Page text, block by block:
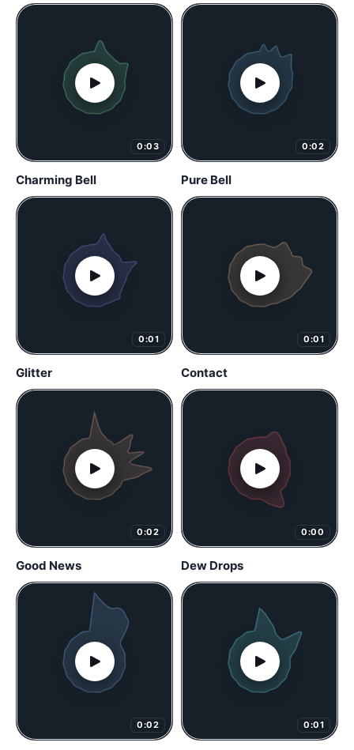
0:03
Charming Bell
0:02
Pure Bell
0:01
Glitter
0:01
Contact
0:02
Good News
0:00
Dew Drops
0:02 0:01